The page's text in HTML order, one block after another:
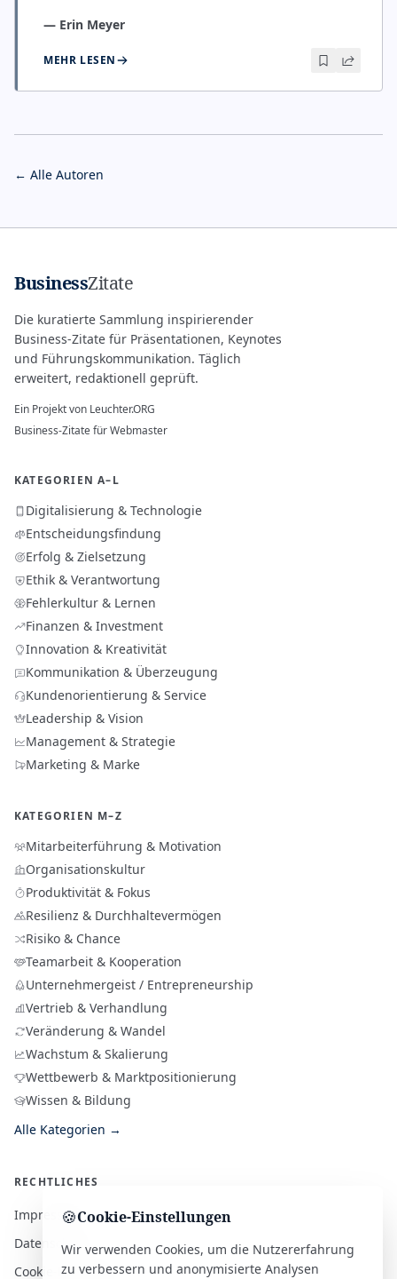
— Erin Meyer
MEHR LESEN
← Alle Autoren
BusinessZitate
Die kuratierte Sammlung inspirierender
Business-Zitate für Präsentationen, Keynotes
und Führungskommunikation. Täglich
erweitert, redaktionell geprüft.
Ein Projekt von Leuchter.ORG
Business-Zitate für Webmaster
KATEGORIEN A–L
Digitalisierung & Technologie
Entscheidungsfindung
Erfolg & Zielsetzung
Ethik & Verantwortung
Fehlerkultur & Lernen
Finanzen & Investment
Innovation & Kreativität
Kommunikation & Überzeugung
Kundenorientierung & Service
Leadership & Vision
Management & Strategie
Marketing & Marke
KATEGORIEN M–Z
Mitarbeiterführung & Motivation
Organisationskultur
Produktivität & Fokus
Resilienz & Durchhaltevermögen
Risiko & Chance
Teamarbeit & Kooperation
Unternehmergeist / Entrepreneurship
Vertrieb & Verhandlung
Veränderung & Wandel
Wachstum & Skalierung
Wettbewerb & Marktpositionierung
Wissen & Bildung
Alle Kategorien →
RECHTLICHES
Impressum
Datenschutz
Cookie-Richtlinie
🍪Cookie-Einstellungen
Wir verwenden Cookies, um die Nutzererfahrung
zu verbessern und anonymisierte Analysen